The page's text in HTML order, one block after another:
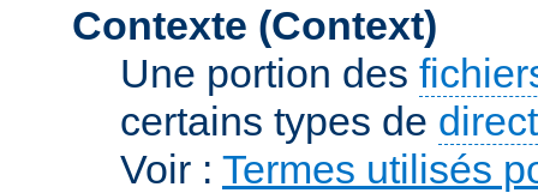
Contexte (Context)
Une portion des
certains types de
Voir : Termes utilisés